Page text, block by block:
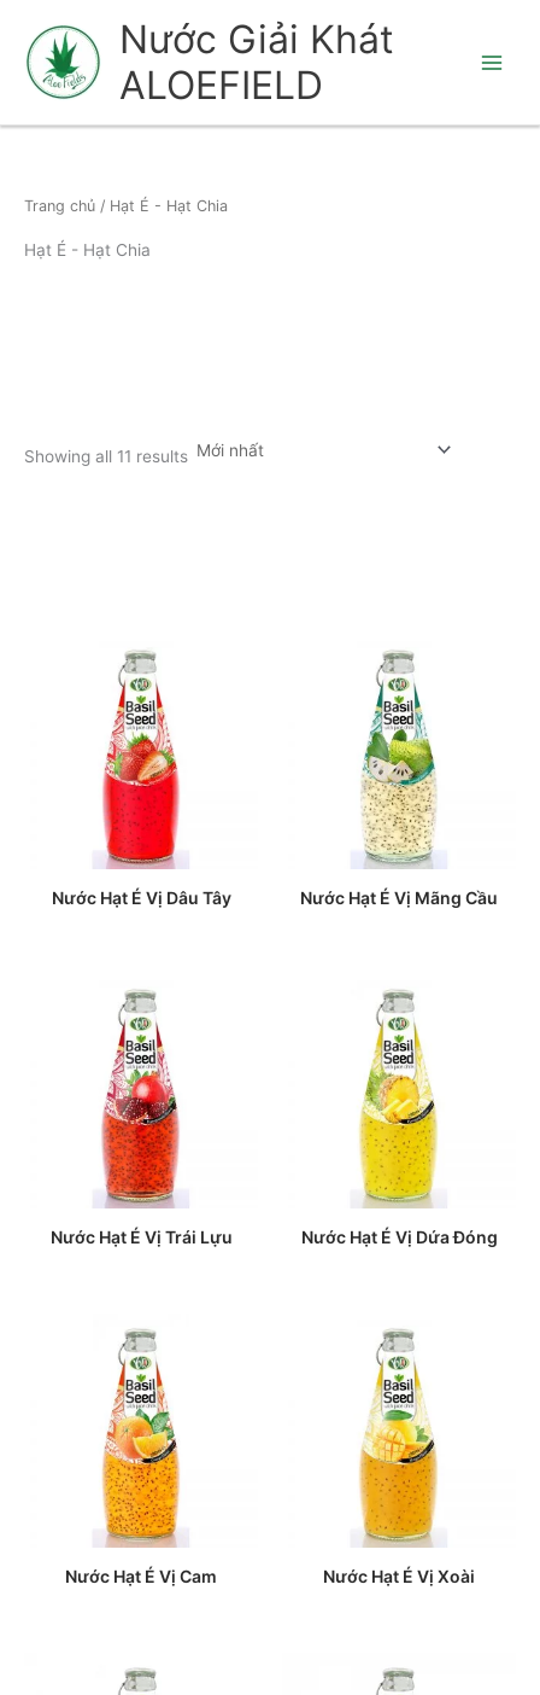
Nước Giải Khát
ALOEFIELD
Trang chủ / Hạt É - Hạt Chia
Hạt É - Hạt Chia
Showing all 11 results
Nước Hạt É Vị Dâu Tây Nước Hạt É Vị Mãng Cầu
Nước Hạt É Vị Trái Lựu Nước Hạt É Vị Dứa Đóng
Nước Hạt É Vị Cam Nước Hạt É Vị Xoài